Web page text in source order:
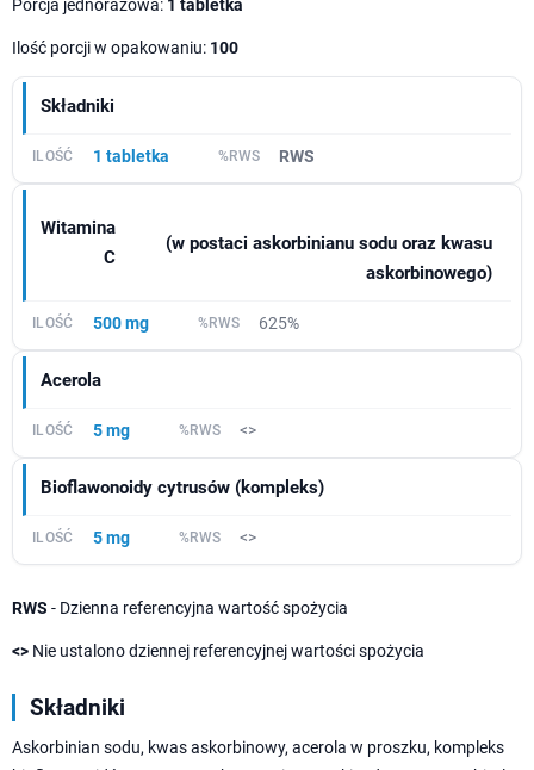
Porcja jednorazowa: 1 tabletka
Ilość porcji w opakowaniu: 100
Składniki
1 tabletka RWS
Witamina
C
(w postaci askorbinianu sodu oraz kwasu
askorbinowego)
500 mg 625%
Acerola
5 mg <>
Bioflawonoidy cytrusów (kompleks)
5 mg <>
RWS - Dzienna referencyjna wartość spożycia
<> Nie ustalono dziennej referencyjnej wartości spożycia
Składniki
Askorbinian sodu, kwas askorbinowy, acerola w proszku, kompleks